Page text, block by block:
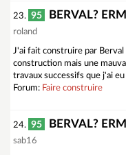
23. 95 BERVAL?
roland
J'ai fait construire par Berval
construction mais une
travaux successifs que j'ai
Forum: Faire construire
24. 95 BERVAL?
sab16